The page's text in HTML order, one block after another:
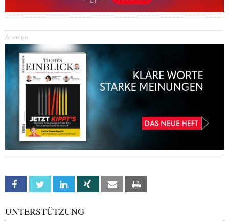
Anzeige
Facebook Twitter Linkedin Xing Email
UNTERSTÜTZUNG